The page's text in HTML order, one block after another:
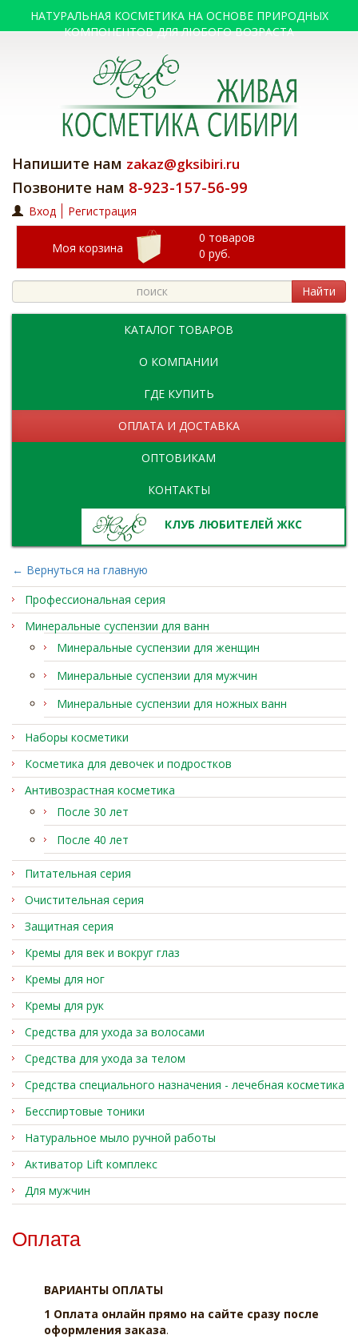
НАТУРАЛЬНАЯ КОСМЕТИКА НА ОСНОВЕ ПРИРОДНЫХ
КОМПОНЕНТОВ ДЛЯ ЛЮБОГО ВОЗРАСТА
Напишите нам zakaz@gksibiri.ru
Позвоните нам 8-923-157-56-99
Вход Регистрация
Моя корзина
0 товаров
0 руб.
Найти
КАТАЛОГ ТОВАРОВ
О КОМПАНИИ
ГДЕ КУПИТЬ
ОПЛАТА И ДОСТАВКА
ОПТОВИКАМ
КОНТАКТЫ
КЛУБ ЛЮБИТЕЛЕЙ ЖКС
← Вернуться на главную
Профессиональная серия
Минеральные суспензии для ванн
Минеральные суспензии для женщин
Минеральные суспензии для мужчин
Минеральные суспензии для ножных ванн
Наборы косметики
Косметика для девочек и подростков
Антивозрастная косметика
После 30 лет
После 40 лет
Питательная серия
Очистительная серия
Защитная серия
Кремы для век и вокруг глаз
Кремы для ног
Кремы для рук
Средства для ухода за волосами
Средства для ухода за телом
Средства специального назначения - лечебная косметика
Бесспиртовые тоники
Натуральное мыло ручной работы
Активатор Lift комплекс
Для мужчин
Оплата
ВАРИАНТЫ ОПЛАТЫ
1 Оплата онлайн прямо на сайте сразу после
оформления заказа.